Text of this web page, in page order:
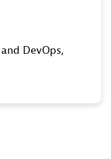
DevOps,